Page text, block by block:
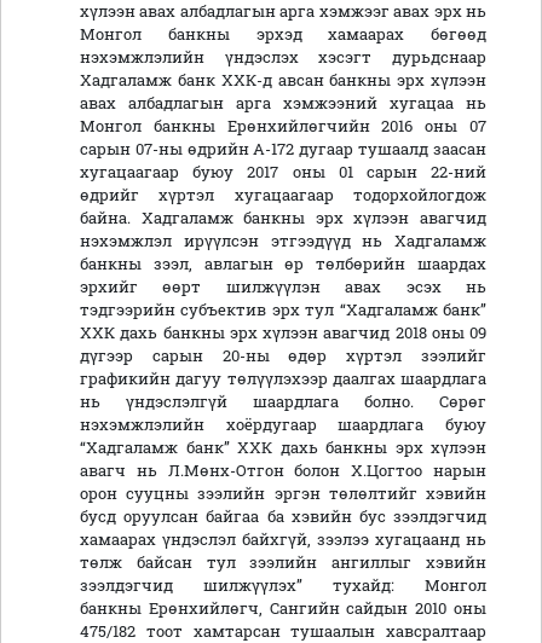
хүлээн авах албадлагын арга хэмжээг авах эрх нь
Монгол банкны эрхэд хамаарах бөгөөд
нэхэмжлэлийн үндэслэх хэсэгт дурьдснаар
Хадгаламж банк ХХК-д авсан банкны эрх хүлээн
авах албадлагын арга хэмжээний хугацаа нь
Монгол банкны Ерөнхийлөгчийн 2016 оны 07
сарын 07-ны өдрийн А-172 дугаар тушаалд заасан
хугацаагаар буюу 2017 оны 01 сарын 22-ний
өдрийг хүртэл хугацаагаар тодорхойлогдож
байна. Хадгаламж банкны эрх хүлээн авагчид
нэхэмжлэл ирүүлсэн этгээдүүд нь Хадгаламж
банкны зээл, авлагын өр төлбөрийн шаардах
эрхийг өөрт шилжүүлэн авах эсэх нь
тэдгээрийн субъектив эрх тул “Хадгаламж банк”
ХХК дахь банкны эрх хүлээн авагчид 2018 оны 09
дүгээр сарын 20-ны өдөр хүртэл зээлийг
графикийн дагуу төлүүлэхээр даалгах шаардлага
нь үндэслэлгүй шаардлага болно. Сөрөг
нэхэмжлэлийн хоёрдугаар шаардлага буюу
“Хадгаламж банк” ХХК дахь банкны эрх хүлээн
авагч нь Л.Мөнх-Отгон болон Х.Цогтоо нарын
орон сууцны зээлийн эргэн төлөлтийг хэвийн
бусд оруулсан байгаа ба хэвийн бус зээлдэгчид
хамаарах үндэслэл байхгүй, зээлээ хугацаанд нь
төлж байсан тул зээлийн ангиллыг хэвийн
зээлдэгчид шилжүүлэх” тухайд: Монгол
банкны Ерөнхийлөгч, Сангийн сайдын 2010 оны
475/182 тоот хамтарсан тушаалын хавсралтаар